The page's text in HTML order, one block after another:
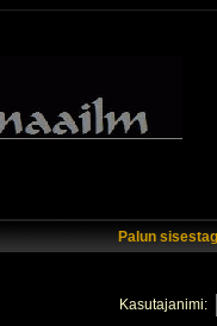
Palun
Kasutajanimi: